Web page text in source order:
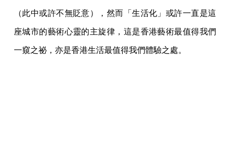
（此中或許不無貶意），然而「生活化」或許一直是這
座城市的藝術心靈的主旋律，這是香港藝術最值得我們
一窺之祕，亦是香港生活最值得我們體驗之處。